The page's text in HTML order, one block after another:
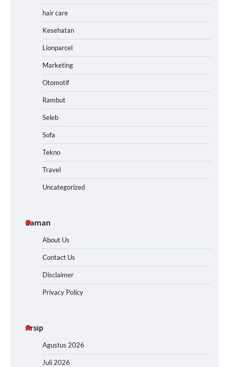
hair care
Kesehatan
Lionparcel
Marketing
Otomotif
Rambut
Seleb
Sofa
Tekno
Travel
Uncategorized
Laman
About Us
Contact Us
Disclaimer
Privacy Policy
Arsip
Agustus 2026
Juli 2026